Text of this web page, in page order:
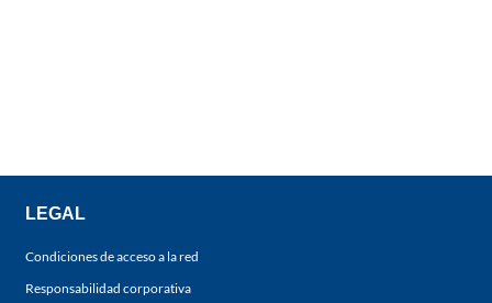
LEGAL
Condiciones de acceso a la red
Responsabilidad corporativa